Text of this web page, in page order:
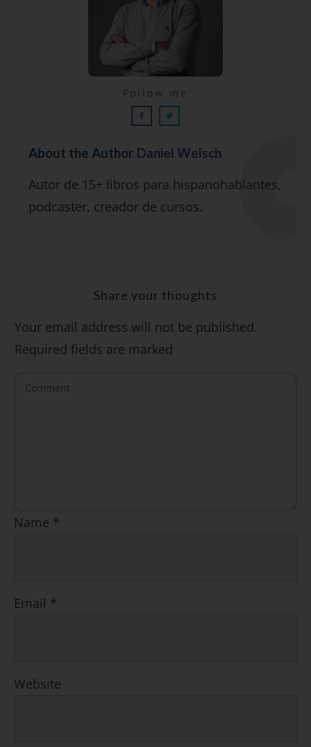
Lecciones por email...
Suscríbete y recibirás 2 o 3 lecciones
gratuitas por semana, además de la guía
"7 errores comunes al hablar inglés (y
SÍ, QUIERO
About the Author Daniel Welsch
Autor de 15+ libros para hispanohablantes,
podcaster, creador de cursos.
Follow me
Share your thoughts
Your email address will not be published.
Required fields are marked
Name *
Email *
Website